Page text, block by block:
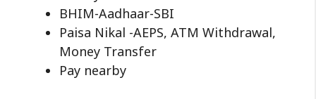
BHIM-Aadhaar-SBI
Paisa Nikal -AEPS, ATM Withdrawal,
Money Transfer
Pay nearby